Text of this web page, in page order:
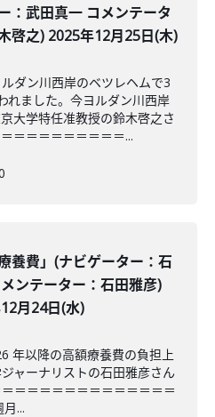
：武田真一 コメンテータ
啓之) 2025年12月25日(木)
ダン川西岸のベツレヘムで3
れました。今ヨルダン川西岸
大学特任准教授の鈴木啓之さ
＝＝＝＝＝＝＝＝＝...
療養費」(ナビゲーター：石
ンテーター：石田雅彦)
月24日(水)
年以降の高額療養費の負担上
ャーナリストの石田雅彦さん
＝＝＝＝＝＝＝＝＝＝＝＝＝
...